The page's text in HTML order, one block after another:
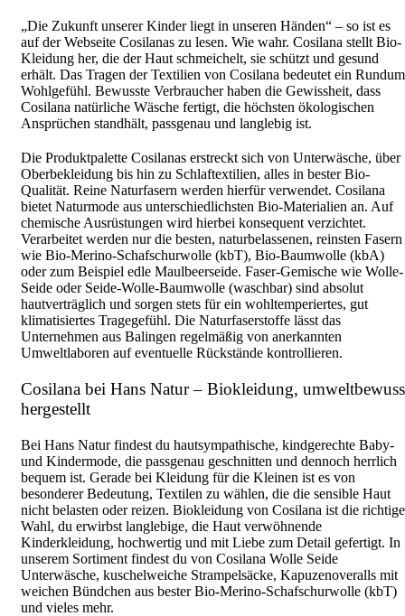
„Die Zukunft unserer Kinder liegt in unseren Händen“ – so ist es
auf der Webseite Cosilanas zu lesen. Wie wahr. Cosilana stellt Bio-
Kleidung her, die der Haut schmeichelt, sie schützt und gesund
erhält. Das Tragen der Textilien von Cosilana bedeutet ein
Wohlgefühl. Bewusste Verbraucher haben die Gewissheit, dass
Cosilana natürliche Wäsche fertigt, die höchsten ökologischen
Ansprüchen standhält, passgenau und langlebig ist.
Die Produktpalette Cosilanas erstreckt sich von Unterwäsche, über
Oberbekleidung bis hin zu Schlaftextilien, alles in bester Bio-
Qualität. Reine Naturfasern werden hierfür verwendet. Cosilana
bietet Naturmode aus unterschiedlichsten Bio-Materialien an. Auf
chemische Ausrüstungen wird hierbei konsequent verzichtet.
Verarbeitet werden nur die besten, naturbelassenen, reinsten Fasern
wie Bio-Merino-Schafschurwolle (kbT), Bio-Baumwolle (kbA)
oder zum Beispiel edle Maulbeerseide. Faser-Gemische wie Wolle-
Seide oder Seide-Wolle-Baumwolle (waschbar) sind absolut
hautverträglich und sorgen stets für ein wohltemperiertes, gut
klimatisiertes Tragegefühl. Die Naturfaserstoffe lässt das
Unternehmen aus Balingen regelmäßig von anerkannten
Umweltlaboren auf eventuelle Rückstände kontrollieren.
Cosilana bei Hans Natur – Biokleidung,
hergestellt
Bei Hans Natur findest du hautsympathische, kindgerechte Baby-
und Kindermode, die passgenau geschnitten und dennoch herrlich
bequem ist. Gerade bei Kleidung für die Kleinen ist es von
besonderer Bedeutung, Textilen zu wählen, die die sensible Haut
nicht belasten oder reizen. Biokleidung von Cosilana ist die richtige
Wahl, du erwirbst langlebige, die Haut verwöhnende
Kinderkleidung, hochwertig und mit Liebe zum Detail gefertigt. In
unserem Sortiment findest du von Cosilana Wolle Seide
Unterwäsche, kuschelweiche Strampelsäcke, Kapuzenoveralls mit
weichen Bündchen aus bester Bio-Merino-Schafschurwolle (kbT)
und vieles mehr.